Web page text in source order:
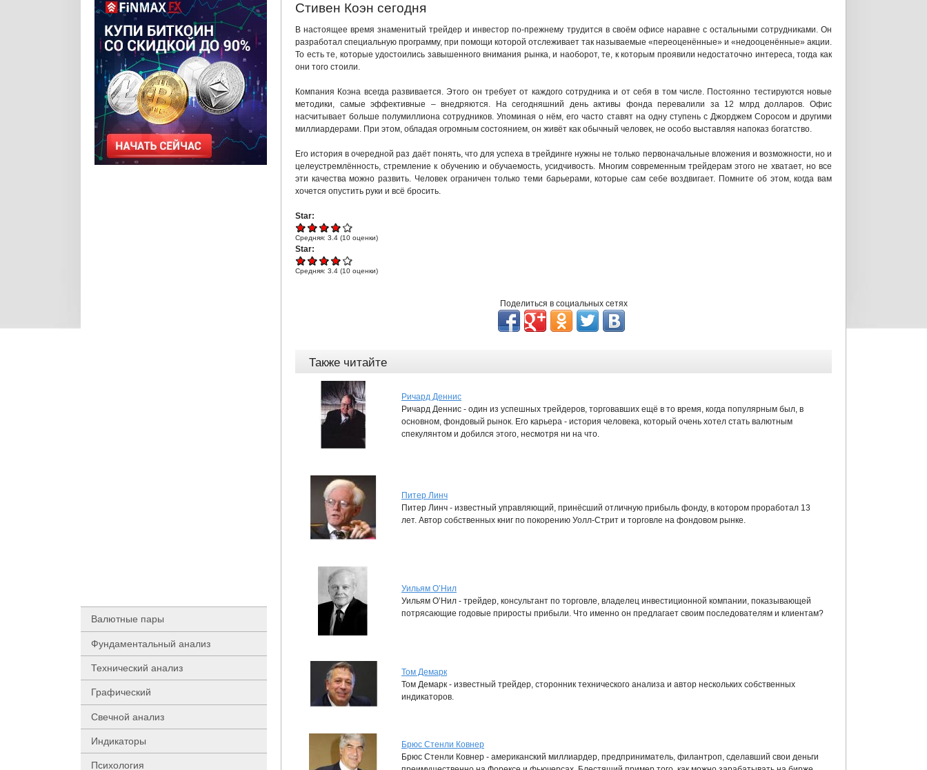
Стивен Коэн сегодня
В настоящее время знаменитый трейдер и инвестор по-прежнему трудится в своём офисе наравне с остальными сотрудниками. Он
разработал специальную программу, при помощи которой отслеживает так называемые «переоценённые» и «недооценённые» акции.
То есть те, которые удостоились завышенного внимания рынка, и наоборот, те, к которым проявили недостаточно интереса, тогда как
они того стоили.
Компания Коэна всегда развивается. Этого он требует от каждого сотрудника и от себя в том числе. Постоянно тестируются новые
методики, самые эффективные – внедряются. На сегодняшний день активы фонда перевалили за 12 млрд долларов. Офис
насчитывает больше полумиллиона сотрудников. Упоминая о нём, его часто ставят на одну ступень с Джорджем Соросом и другими
миллиардерами. При этом, обладая огромным состоянием, он живёт как обычный человек, не особо выставляя напоказ богатство.
Его история в очередной раз даёт понять, что для успеха в трейдинге нужны не только первоначальные вложения и возможности, но и
целеустремлённость, стремление к обучению и обучаемость, усидчивость. Многим современным трейдерам этого не хватает, но все
эти качества можно развить. Человек ограничен только теми барьерами, которые сам себе воздвигает. Помните об этом, когда вам
хочется опустить руки и всё бросить.
Star:
Средняя: 3.4 (10 оценки)
Star:
Средняя: 3.4 (10 оценки)
Поделиться в социальных сетях
Также читайте
Ричард Деннис
Ричард Деннис - один из успешных трейдеров, торговавших ещё в то время, когда популярным был, в
основном, фондовый рынок. Его карьера - история человека, который очень хотел стать валютным
спекулянтом и добился этого, несмотря ни на что.
Питер Линч
Питер Линч - известный управляющий, принёсший отличную прибыль фонду, в котором проработал 13
лет. Автор собственных книг по покорению Уолл-Стрит и торговле на фондовом рынке.
Уильям О’Нил
Уильям О’Нил - трейдер, консультант по торговле, владелец инвестиционной компании, показывающей
потрясающие годовые приросты прибыли. Что именно он предлагает своим последователям и клиентам?
Том Демарк
Том Демарк - известный трейдер, сторонник технического анализа и автор нескольких собственных
индикаторов.
Брюс Стенли Ковнер
Брюс Стенли Ковнер - американский миллиардер, предприниматель, филантроп, сделавший свои деньги
Валютные пары
Фундаментальный анализ
Технический анализ
Графический
Свечной анализ
Индикаторы
Психология